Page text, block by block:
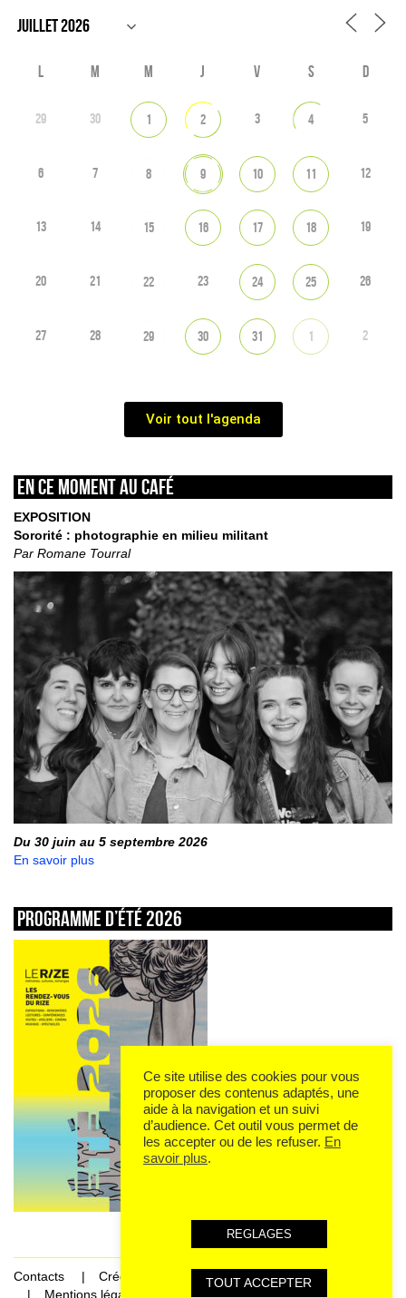
L M M J V S D
29 30 1 2 3 4 5
6 7 8 9 10 11 12
13 14 15 16 17 18 19
20 21 22 23 24 25 26
27 28 29 30 31 1 2
Voir tout l'agenda
En ce moment au café
EXPOSITION
Sororité : photographie en milieu militant
Par Romane Tourral
Du 30 juin au 5 septembre 2026
En savoir plus
Programme d’été 2026
Contacts
Crédits
Mentions légales et données personnelles
Ce site utilise des cookies pour vous
proposer des contenus adaptés, une
aide à la navigation et un suivi
d’audience. Cet outil vous permet de
les accepter ou de les refuser. En
savoir plus.
REGLAGES
TOUT ACCEPTER